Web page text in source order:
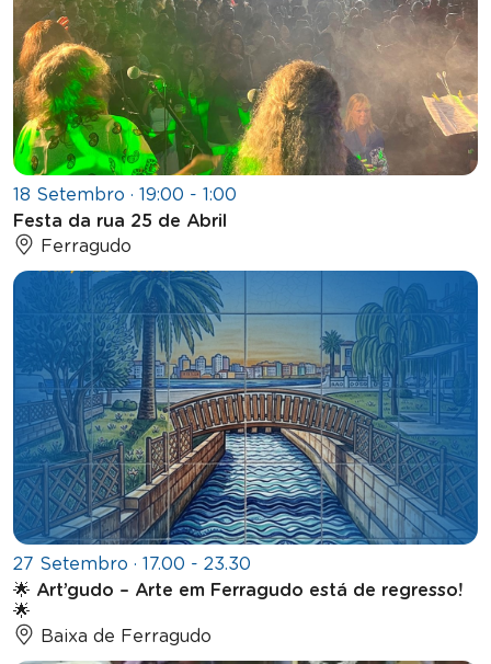
18 Setembro · 19:00 - 1:00
Festa da rua 25 de Abril
Ferragudo
27 Setembro · 17.00 - 23.30
🌟 Art’gudo – Arte em Ferragudo está de regresso!
🌟
Baixa de Ferragudo